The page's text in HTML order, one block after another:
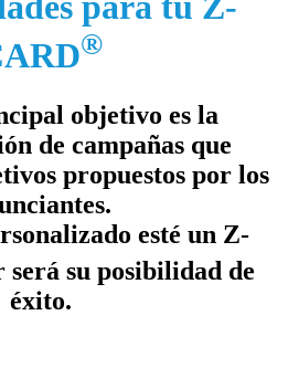
®
objetivo es la
de campañas que
propuestos por los
esté un Z-
será su posibilidad de
éxito.